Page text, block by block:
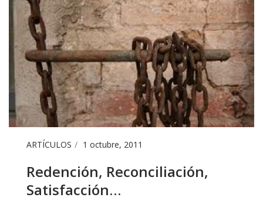
ARTÍCULOS 1 octubre, 2011
Redención, Reconciliación,
Satisfacción…